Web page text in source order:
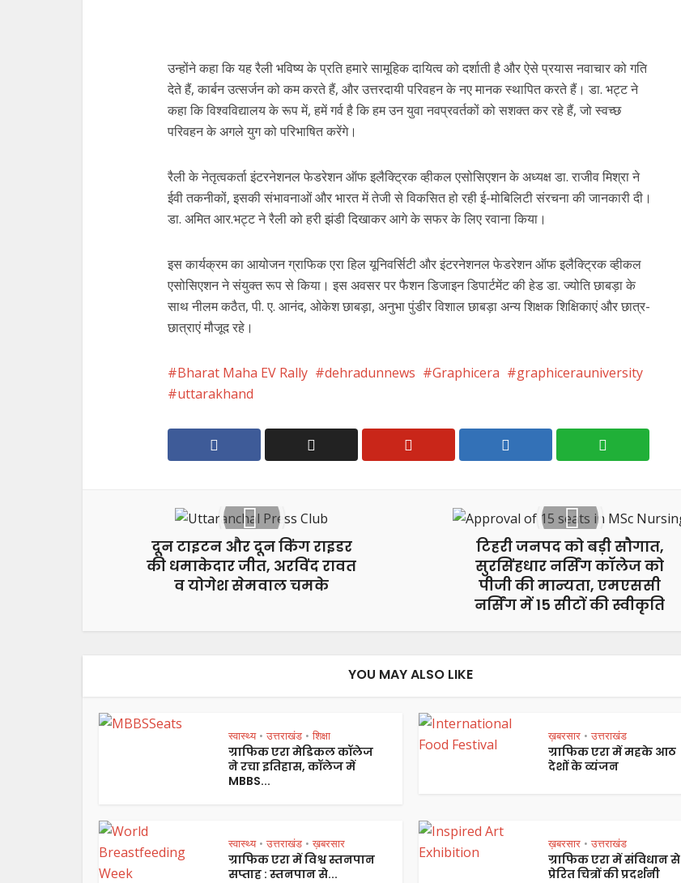
उन्होंने कहा कि यह रैली भविष्य के प्रति हमारे सामूहिक दायित्व को दर्शाती है और ऐसे प्रयास नवाचार को गति
देते हैं, कार्बन उत्सर्जन को कम करते हैं, और उत्तरदायी परिवहन के नए मानक स्थापित करते हैं। डा. भट्ट ने
कहा कि विश्वविद्यालय के रूप में, हमें गर्व है कि हम उन युवा नवप्रवर्तकों को सशक्त कर रहे हैं, जो स्वच्छ
परिवहन के अगले युग को परिभाषित करेंगे।
रैली के नेतृत्वकर्ता इंटरनेशनल फेडरेशन ऑफ इलैक्ट्रिक व्हीकल एसोसिएशन के अध्यक्ष डा. राजीव मिश्रा ने
ईवी तकनीकों, इसकी संभावनाओं और भारत में तेजी से विकसित हो रही ई-मोबिलिटी संरचना की जानकारी दी।
डा. अमित आर.भट्ट ने रैली को हरी झंडी दिखाकर आगे के सफर के लिए रवाना किया।
इस कार्यक्रम का आयोजन ग्राफिक एरा हिल यूनिवर्सिटी और इंटरनेशनल फेडरेशन ऑफ इलैक्ट्रिक व्हीकल
एसोसिएशन ने संयुक्त रूप से किया। इस अवसर पर फैशन डिजाइन डिपार्टमेंट की हेड डा. ज्योति छाबड़ा के
साथ नीलम कठैत, पी. ए. आनंद, ओकेश छाबड़ा, अनुभा पुंडीर विशाल छाबड़ा अन्य शिक्षक शिक्षिकाएं और छात्र-
छात्राएं मौजूद रहे।
Bharat Maha EV Rally dehradunnews Graphicera
graphicerauniversity
uttarakhand
दून टाइटन और दून किंग राइडर
की धमाकेदार जीत, अरविंद रावत
व योगेश सेमवाल चमके
टिहरी जनपद को बड़ी सौगात,
सुरसिंहधार नर्सिंग कॉलेज को
पीजी की मान्यता, एमएससी
नर्सिंग में 15 सीटों की स्वीकृति
YOU MAY ALSO LIKE
स्वास्थ्य • उत्तराखंड • शिक्षा
ग्राफिक एरा मेडिकल कॉलेज
ने रचा इतिहास, कॉलेज में
MBBS...
ख़बरसार • उत्तराखंड
ग्राफिक एरा में महके आठ
देशों के व्यंजन
स्वास्थ्य • उत्तराखंड • ख़बरसार
ग्राफिक एरा में विश्व स्तनपान
सप्ताह : स्तनपान से...
ख़बरसार • उत्तराखंड
ग्राफिक एरा में संविधान से
प्रेरित चित्रों की प्रदर्शनी